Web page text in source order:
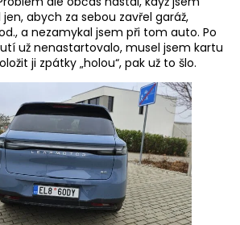
abych za sebou zavřel garáž,
a nezamykal jsem při tom auto. Po
už nenastartovalo, musel jsem kartu
ji zpátky „holou“, pak už to šlo.